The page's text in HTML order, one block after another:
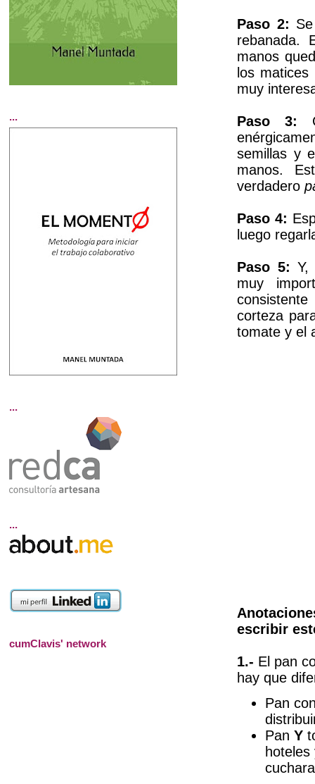
Paso 2:
rebanada.
manos
los
muy
Paso 3:
semillas y
manos.
verdadero
Paso 4:
luego
Paso 5: Y,
muy
corteza
tomate y el
escribir
1.- El pan
hay que
Pan
PanY
hoteles
...
...
...
cumClavis' network